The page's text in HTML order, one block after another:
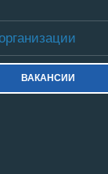
ВАКАНСИИ